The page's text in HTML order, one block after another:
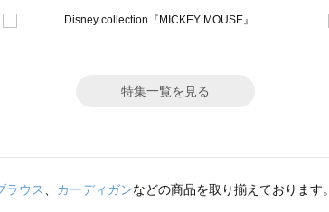
特集一覧を見る
ラウス カーディガンなどの商品を取り揃えております。